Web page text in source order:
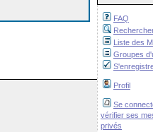
FAQ
Liste des
Groupes
Profil
Se
vérifier ses
privés